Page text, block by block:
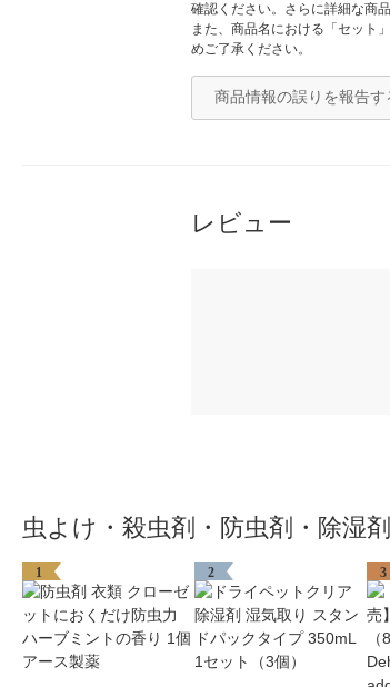
確認ください。さらに詳細な商
また、商品名における「セット
めご了承ください。
商品情報の誤りを報告す
レビュー
虫よけ・殺虫剤・防虫剤・除湿
1 2 3